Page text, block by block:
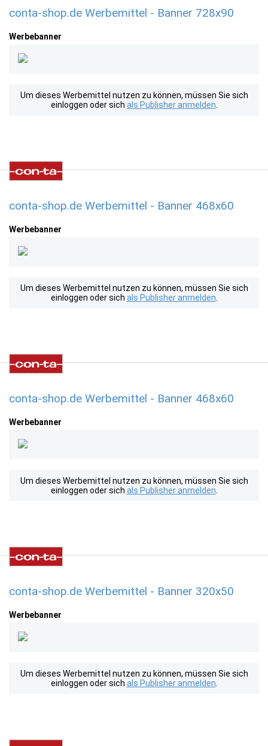
conta-shop.de Werbemittel - Banner 728x90
Werbebanner
Um dieses Werbemittel nutzen zu können, müssen Sie sich
einloggen oder sich als Publisher anmelden
conta-shop.de Werbemittel - Banner 468x60
Werbebanner
Um dieses Werbemittel nutzen zu können, müssen Sie sich
einloggen oder sich als Publisher anmelden
conta-shop.de Werbemittel - Banner 468x60
Werbebanner
Um dieses Werbemittel nutzen zu können, müssen Sie sich
einloggen oder sich als Publisher anmelden
conta-shop.de Werbemittel - Banner 320x50
Werbebanner
Um dieses Werbemittel nutzen zu können, müssen Sie sich
einloggen oder sich als Publisher anmelden